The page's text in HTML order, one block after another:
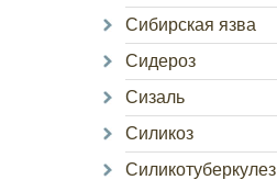
Сибирская язва
Сидероз
Сизаль
Силикоз
Силикотуберкулез